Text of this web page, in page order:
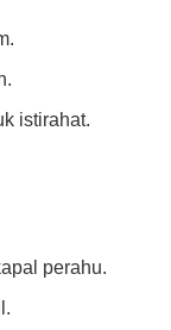
istirahat.
perahu.